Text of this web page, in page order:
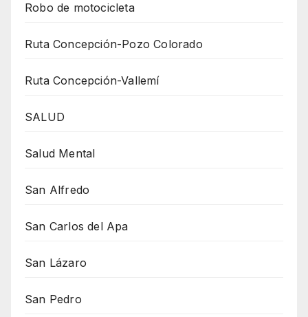
Robo de motocicleta
Ruta Concepción-Pozo Colorado
Ruta Concepción-Vallemí
SALUD
Salud Mental
San Alfredo
San Carlos del Apa
San Lázaro
San Pedro